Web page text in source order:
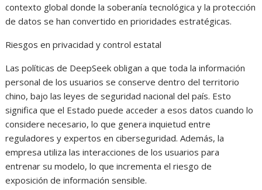
contexto global donde la soberanía tecnológica y la protección
de datos se han convertido en prioridades estratégicas.
Riesgos en privacidad y control estatal
Las políticas de DeepSeek obligan a que toda la información
personal de los usuarios se conserve dentro del territorio
chino, bajo las leyes de seguridad nacional del país. Esto
significa que el Estado puede acceder a esos datos cuando lo
considere necesario, lo que genera inquietud entre
reguladores y expertos en ciberseguridad. Además, la
empresa utiliza las interacciones de los usuarios para
entrenar su modelo, lo que incrementa el riesgo de
exposición de información sensible.